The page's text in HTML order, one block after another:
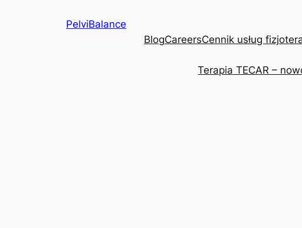
PelviBalance
BlogCareersCennik usług
Terapia TECAR –